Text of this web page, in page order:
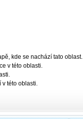
kde se nachází tato oblast.
v této oblasti.
v této oblasti.